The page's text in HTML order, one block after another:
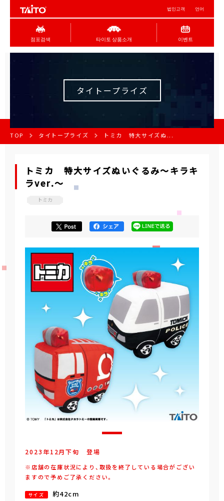
법인고객 언어
점포검색 타이토 상품소개 이벤트
タイトープライズ
TOP タイトープライズ トミカ 特大サイズぬ...
トミカ 特大サイズぬいぐるみ～キラキ
ラver.～
トミカ
2023年12月下旬 登場
※店舗の在庫状況により、取扱を終了している場合がござい
ますので予めご了承ください。
サイズ 約42cm